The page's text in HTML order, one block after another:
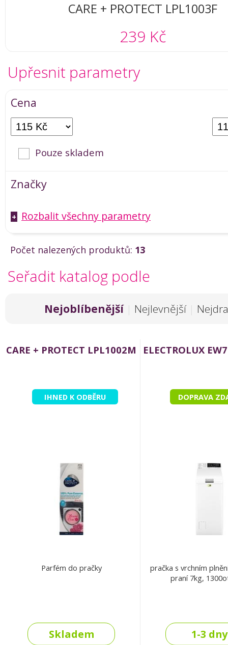
CARE + PROTECT LPL1003F
239 Kč
Upřesnit parametry
Cena
Pouze skladem
Značky
+ Rozbalit všechny parametry
Počet nalezených produktů: 13
Seřadit katalog podle
Nejoblíbenější | Nejlevnější |
CARE + PROTECT LPL1002M
IHNED K ODBĚRU
Parfém do pračky
Skladem
ELECTROLUX
DOPRAVA
pračka s vrchním
praní 7kg,
1-3 dny